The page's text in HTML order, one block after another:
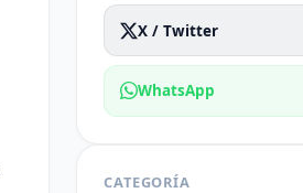
X / Twitter
WhatsApp
CATEGORÍA